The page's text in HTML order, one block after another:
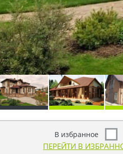
В избранное
ПЕРЕЙТИ В